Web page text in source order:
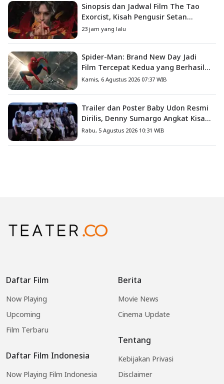
Sinopsis dan Jadwal Film The Tao
Exorcist, Kisah Pengusir Setan
Melawan Kutukan Mematikan
23 jam yang lalu
Spider-Man: Brand New Day Jadi
Film Tercepat Kedua yang Berhasil
Tembus US$1 Miliar
Kamis, 6 Agustus 2026 07:37 WIB
Trailer dan Poster Baby Udon Resmi
Dirilis, Denny Sumargo Angkat Kisah
Nyata Fanny Kondoh
Rabu, 5 Agustus 2026 10:31 WIB
Daftar Film
Now Playing
Upcoming
Film Terbaru
Daftar Film Indonesia
Now Playing Film Indonesia
Berita
Movie News
Cinema Update
Tentang
Kebijakan Privasi
Disclaimer